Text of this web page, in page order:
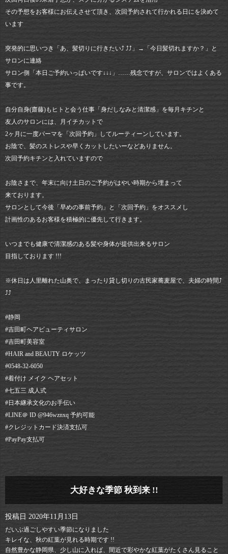
その予想をお客様にお伝えさせて頂き、次回予約されて行かれる日にを決めて
います
突発的に思いつき「あ、髪切りに行きたい⤴︎ ⤴︎⤴︎」→「今日髪切れますか？」と
サロンに連絡
サロン側「本日ご予約いっぱいです↓↓↓」……残念ですが、サロンではよくある
事です。
自分自身(齋藤)もヒトと会う仕事「身だしなみと清潔感」を毎月キチンと
友人のサロンには、月イチカットで
2ヶ月に一度パーマを「次回予約」してルーティーンしています。
お陰で、髪のストレスや早くカットしたいーなどありません。
次回予約キチンと入れていますので
お陰さまで、年末に向け土日のご予約がはやい時期から埋まって
来ております。
サロンとして今後「早めの事前予約」と「次回予約」をオススメし
計画性のあるお客様を積極的に優先して行きます。
いつまでも健康で清潔感のある髪や身体が提供出来るサロン
目指しております !!!
※休日は人里離れた山奥で、まったり貸し切りの古民家蕎麦屋で、夫婦の時間⤴︎
⤴︎⤴︎
#静岡⠀
#吉田町ヘアビューティサロン⠀
#吉田町美容室⠀
#HAIR and BEAUTY ロケッツ⠀
#0548-32-6050⠀
#着付け メイク ヘアセット⠀
#七五三 成人式⠀
#日本継承文化のお手伝い⠀
#LINE＠ ID @946wznxq 予約可能⠀
#クレジットカード決済支払可⠀
#PayPay支払可
大好きな季節 秋到来 !!
投稿日 2020年11月13日
だいぶ過ごしやすい季節になりました
キレイな、秋の紅葉が見れる時期です !!
自然豊かな静岡県、少し山に入れば、間近で彩やかな紅葉がたくさん見ること